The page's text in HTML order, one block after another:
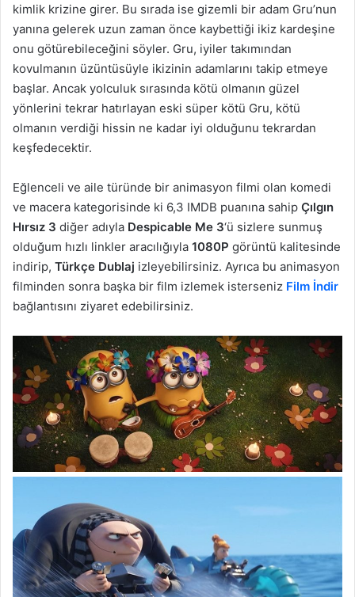
kimlik krizine girer. Bu sırada ise gizemli bir adam Gru’nun
yanına gelerek uzun zaman önce kaybettiği ikiz kardeşine
onu götürebileceğini söyler. Gru, iyiler takımından
kovulmanın üzüntüsüyle ikizinin adamlarını takip etmeye
başlar. Ancak yolculuk sırasında kötü olmanın güzel
yönlerini tekrar hatırlayan eski süper kötü Gru, kötü
olmanın verdiği hissin ne kadar iyi olduğunu tekrardan
keşfedecektir.
Eğlenceli ve aile türünde bir animasyon filmi olan komedi
ve macera kategorisinde ki 6,3 IMDB puanına sahip Çılgın
Hırsız 3 diğer adıyla Despicable Me 3‘ü sizlere sunmuş
olduğum hızlı linkler aracılığıyla 1080P görüntü kalitesinde
indirip, Türkçe Dublaj izleyebilirsiniz. Ayrıca bu animasyon
filminden sonra başka bir film izlemek isterseniz Film İndir
bağlantısını ziyaret edebilirsiniz.